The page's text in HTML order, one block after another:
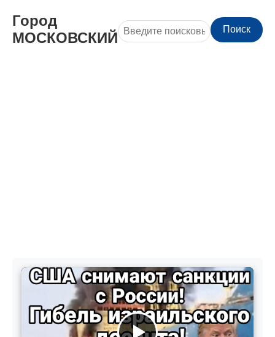
Город
МОСКОВСКИЙ
Поиск